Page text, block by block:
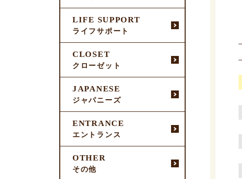
LIFE SUPPORT
ライフサポート
CLOSET
クローゼット
JAPANESE
ジャパニーズ
ENTRANCE
エントランス
OTHER
その他